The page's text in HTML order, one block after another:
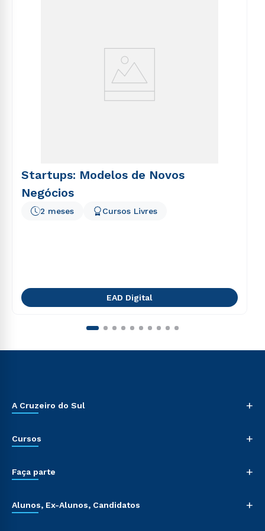
Startups: Modelos de Novos
Negócios
2 meses Cursos Livres
EAD Digital
A Cruzeiro do Sul +
Cursos +
Faça parte +
Alunos, Ex-Alunos, Candidatos +